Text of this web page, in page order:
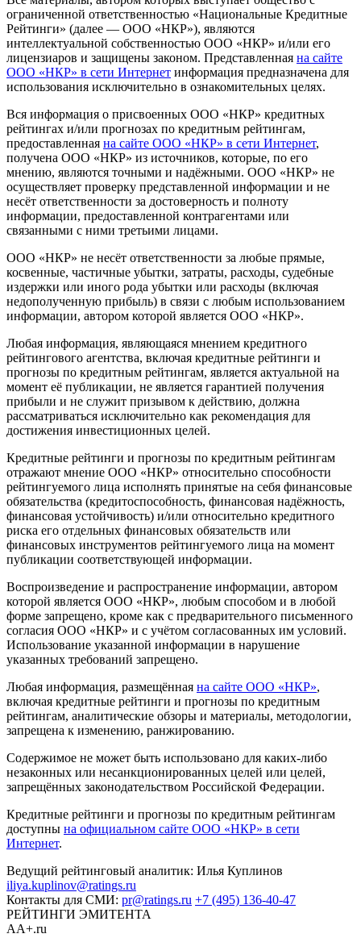
ограниченной ответственностью «Национальные Кредитные
Рейтинги» (далее — ООО «НКР»), являются
интеллектуальной собственностью ООО «НКР» и/или его
лицензиаров и защищены законом. Представленная на сайте
ООО «НКР» в сети Интернет информация предназначена для
использования исключительно в ознакомительных целях.
Вся информация о присвоенных ООО «НКР» кредитных
рейтингах и/или прогнозах по кредитным рейтингам,
предоставленная на сайте ООО «НКР» в сети Интернет,
получена ООО «НКР» из источников, которые, по его
мнению, являются точными и надёжными. ООО «НКР» не
осуществляет проверку представленной информации и не
несёт ответственности за достоверность и полноту
информации, предоставленной контрагентами или
связанными с ними третьими лицами.
ООО «НКР» не несёт ответственности за любые прямые,
косвенные, частичные убытки, затраты, расходы, судебные
издержки или иного рода убытки или расходы (включая
недополученную прибыль) в связи с любым использованием
информации, автором которой является ООО «НКР».
Любая информация, являющаяся мнением кредитного
рейтингового агентства, включая кредитные рейтинги и
прогнозы по кредитным рейтингам, является актуальной на
момент её публикации, не является гарантией получения
прибыли и не служит призывом к действию, должна
рассматриваться исключительно как рекомендация для
достижения инвестиционных целей.
Кредитные рейтинги и прогнозы по кредитным рейтингам
отражают мнение ООО «НКР» относительно способности
рейтингуемого лица исполнять принятые на себя финансовые
обязательства (кредитоспособность, финансовая надёжность,
финансовая устойчивость) и/или относительно кредитного
риска его отдельных финансовых обязательств или
финансовых инструментов рейтингуемого лица на момент
публикации соответствующей информации.
Воспроизведение и распространение информации, автором
которой является ООО «НКР», любым способом и в любой
форме запрещено, кроме как с предварительного письменного
согласия ООО «НКР» и с учётом согласованных им условий.
Использование указанной информации в нарушение
указанных требований запрещено.
Любая информация, размещённая на сайте ООО «НКР»,
включая кредитные рейтинги и прогнозы по кредитным
рейтингам, аналитические обзоры и материалы, методологии,
запрещена к изменению, ранжированию.
Содержимое не может быть использовано для каких-либо
незаконных или несанкционированных целей или целей,
запрещённых законодательством Российской Федерации.
Кредитные рейтинги и прогнозы по кредитным рейтингам
доступны на официальном сайте ООО «НКР» в сети
Интернет.
Ведущий рейтинговый аналитик: Илья Куплинов
iliya.kuplinov@ratings.ru
Контакты для СМИ: pr@ratings.ru +7 (495) 136-40-47
РЕЙТИНГИ ЭМИТЕНТА
AA+.ru